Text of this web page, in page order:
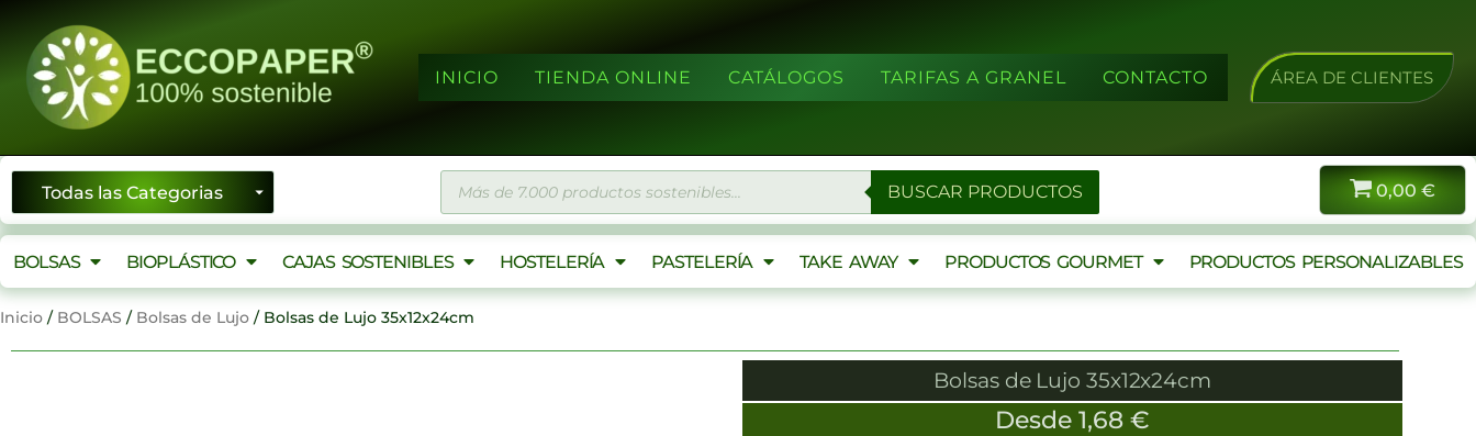
contenido
INICIO TIENDA ONLINE CATÁLOGOS TARIFAS A GRANEL CONTACTO ÁREA DE CLIENTES
de
productos
BUSCAR PRODUCTOS 0,00 €
BOLSAS BIOPLÁSTICO CAJAS SOSTENIBLES HOSTELERÍA PASTELERÍA TAKE AWAY PRODUCTOS GOURMET PRODUCTOS PERSONALIZABLES
Inicio / BOLSAS / Bolsas de Lujo / Bolsas de Lujo 35x12x24cm
Bolsas de Lujo 35x12x24cm
Desde1,68€